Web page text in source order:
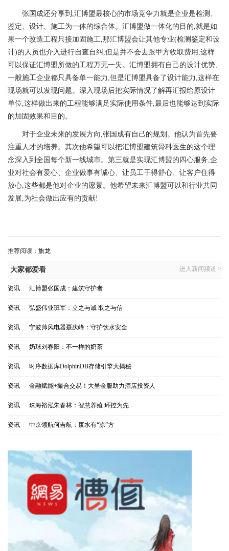
张国成还分享到,汇博盟最核心的市场竞争力就是企业是检测、
鉴定、设计、施工为一体的综合体。汇博盟做一体化的目的,就是如
果一个改造工程只接加固施工,那汇博盟会让其他专业(检测鉴定和设
计)的人员也介入进行自查自纠,但是并不会去跟甲方收取费用,这样
可以保证汇博盟所做的工程万无一失。汇博盟拥有自己的设计优势,
一般施工企业都只具备单一能力,但是汇博盟具备了设计能力,这样在
现场就可以发现问题。深入现场后把实际情况了解再汇报给原设计
单位,这样做出来的工程能够满足实际使用条件,最后也能够达到实际
的加固效果和目的。
对于企业未来的发展方向,张国成有自己的规划。他认为首先要
注重人才的培养。其次他希望可以把汇博盟建筑骨科医生的这个理
念深入到全国每个新一线城市。第三就是实现汇博盟的四心服务,企
业对社会有爱心、企业做事有诚心、让员工干得舒心、让客户住得
放心,这些都是他对企业的愿景。他希望未来汇博盟可以和行业共同
发展,为社会做出应有的贡献!
推荐阅读： 旗龙
大家都爱看 进入新闻频道 >
资讯 汇博盟张国成：建筑守护者
资讯 弘盛伟业班军：立之与诚 取之与信
资讯 宁波帅风电器聂庆峰：守护饮水安全
资讯 奶球刘春阳：不一样的奶茶
资讯 时序数据库DolphinDB存储引擎大揭秘
资讯 金融赋能+撮合交易！大呈金服助力酒店投资人
资讯 珠海裕泓朱春林：智慧养殖 环控为先
资讯 中京领航何吉航：废水有“凉”方